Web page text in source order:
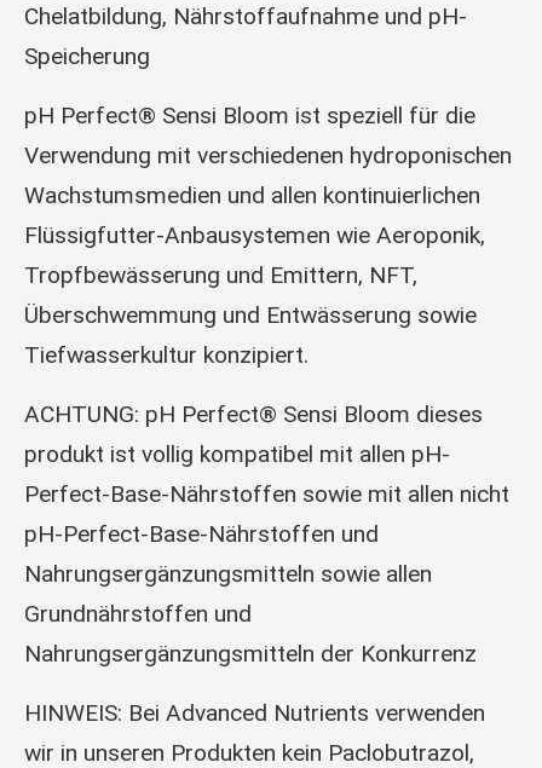
Chelatbildung, Nährstoffaufnahme und pH-
Speicherung
pH Perfect® Sensi Bloom ist speziell für die
Verwendung mit verschiedenen hydroponischen
Wachstumsmedien und allen kontinuierlichen
Flüssigfutter-Anbausystemen wie Aeroponik,
Tropfbewässerung und Emittern, NFT,
Überschwemmung und Entwässerung sowie
Tiefwasserkultur konzipiert.
ACHTUNG: pH Perfect® Sensi Bloom dieses
produkt ist vollig kompatibel mit allen pH-
Perfect-Base-Nährstoffen sowie mit allen nicht
pH-Perfect-Base-Nährstoffen und
Nahrungsergänzungsmitteln sowie allen
Grundnährstoffen und
Nahrungsergänzungsmitteln der Konkurrenz
HINWEIS: Bei Advanced Nutrients verwenden
wir in unseren Produkten kein Paclobutrazol,